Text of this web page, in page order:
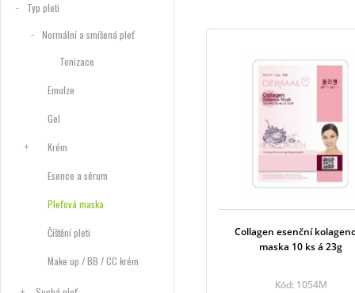
Typ pleti
Normální a smíšená pleť
Tonizace
Emulze
Gel
Krém
Esence a sérum
Pleťová maska
Čištění pleti
Make up / BB / CC krém
Collagen esenční
maska 10 ks á 23g
Kód: 1054M